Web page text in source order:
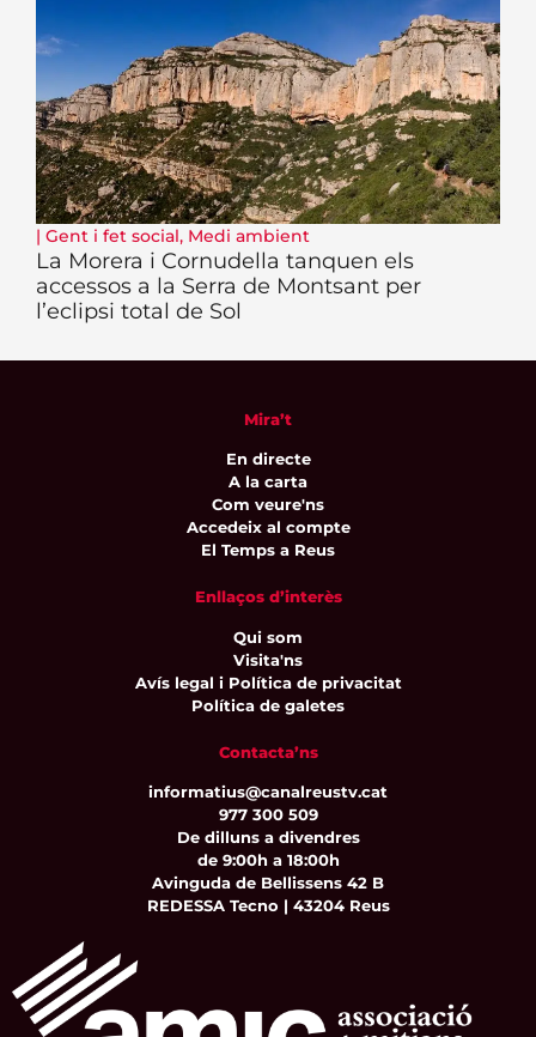
| Gent i fet social, Medi ambient
La Morera i Cornudella tanquen els
accessos a la Serra de Montsant per
l’eclipsi total de Sol
Mira’t
En directe
A la carta
Com veure'ns
Accedeix al compte
El Temps a Reus
Enllaços d’interès
Qui som
Visita'ns
Avís legal i Política de privacitat
Política de galetes
Contacta’ns
informatius@canalreustv.cat
977 300 509
De dilluns a divendres
de 9:00h a 18:00h
Avinguda de Bellissens 42 B
REDESSA Tecno | 43204 Reus